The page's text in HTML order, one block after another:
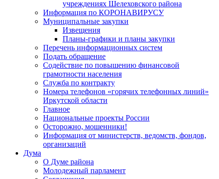
учреждениях Шелеховского района
Информация по КОРОНАВИРУСУ
Муниципальные закупки
Извещения
Планы-графики и планы закупки
Перечень информационных систем
Подать обращение
Содействие по повышению финансовой
грамотности населения
Служба по контракту
Номера телефонов «горячих телефонных линий»
Иркутской области
Главное
Национальные проекты России
Осторожно, мошенники!
Информация от министерств, ведомств, фондов,
организаций
Дума
О Думе района
Молодежный парламент